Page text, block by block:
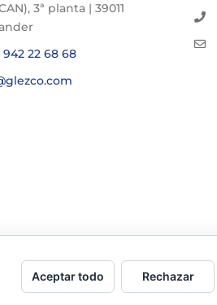
3ª planta | 39011
942 22 68 68
Aceptar todo Rechazar